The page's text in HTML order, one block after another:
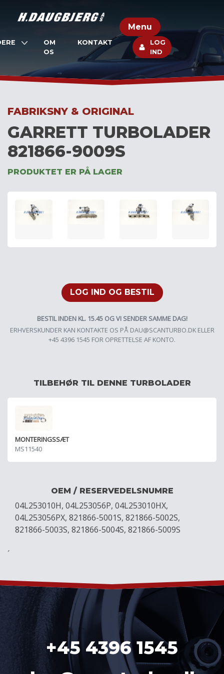
Menu
OM
OS
KONTAKT
LOG
IND
FABRIKSNY & ORIGINAL
GARRETT TURBOLADER
821866-9009S
PRODUKTET ER PÅ LAGER
LOG IND OG BESTIL
BESTIL INDEN KL. 15.45 OG VI SENDER SAMME DAG!
ERHVERSKUNDER KAN KONTAKTE OS PÅ DAU@SCANTURBO.DKELLER
+45 4396 1545 FOR OPRETTELSE AF KONTO.
TILBEHØR TIL DENNE TURBOLADER
MONTERINGSSÆT
MS11540
OEM / RESERVEDELSNUMRE
04L253010H, 04L253056P, 04L253010HX,
04L253056PX, 821866-5001S, 821866-5002S,
821866-5003S, 821866-5004S, 821866-5009S
´
+45 4396 1545